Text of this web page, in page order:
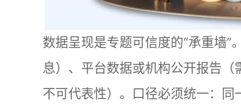
数据呈现是专题可信度的“承重墙
息）、平台数据或机构公开报告（
不可代表性）。口径必须统一：